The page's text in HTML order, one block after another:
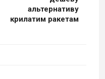
альтернативу
крилатим ракетам